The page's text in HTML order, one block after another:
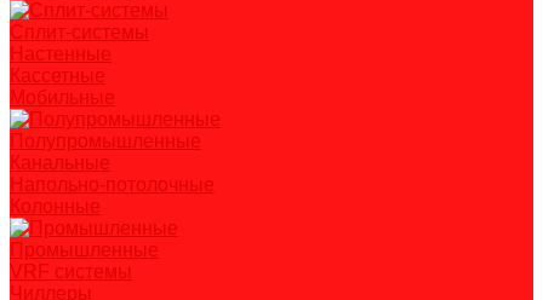
Сплит-системы
Настенные
Кассетные
Мобильные
Полупромышленные
Канальные
Напольно-потолочные
Колонные
Промышленные
VRF системы
Чиллеры